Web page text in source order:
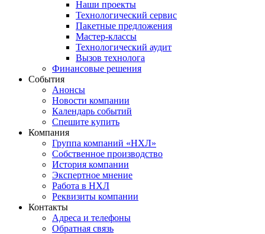
Наши проекты
Технологический сервис
Пакетные предложения
Мастер-классы
Технологический аудит
Вызов технолога
Финансовые решения
События
Анонсы
Новости компании
Календарь событий
Спешите купить
Компания
Группа компаний «НХЛ»
Собственное производство
История компании
Экспертное мнение
Работа в НХЛ
Реквизиты компании
Контакты
Адреса и телефоны
Обратная связь